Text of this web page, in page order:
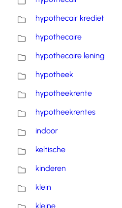
hypothecair krediet
hypothecaire
hypothecaire lening
hypotheek
hypotheekrente
hypotheekrentes
indoor
keltische
kinderen
klein
kleine